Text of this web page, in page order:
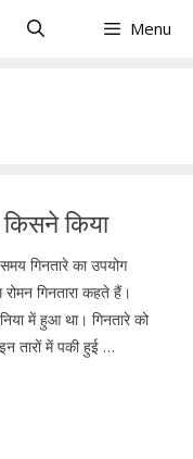
Menu
किया
गिनतारे का उपयोग
गिनतारा कहते हैं।
में हुआ था। गिनतारे को
तारों में पकी हुई …